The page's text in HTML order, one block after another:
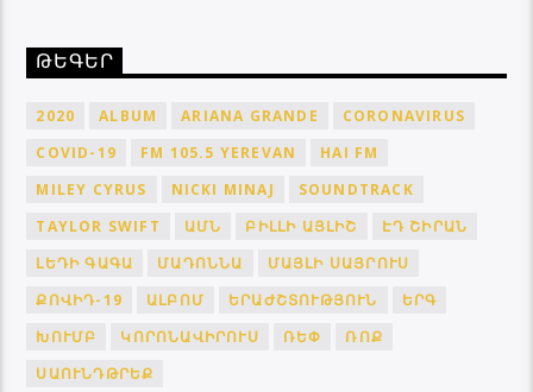
ԹԵԳԵՐ
2020 ALBUM ARIANA GRANDE
CORONAVIRUS
COVID-19
FM 105.5 YEREVAN
HAI FM
MILEY CYRUS
NICKI MINAJ
SOUNDTRACK
TAYLOR SWIFT
ԱՄՆ ԲԻԼԼԻ ԱՅԼԻՇ
ԷԴ ՇԻՐԱՆ
ԼԵԴԻ ԳԱԳԱ
ՄԱԴՈՆՆԱ
ՄԱՅԼԻ ՍԱՅՐՈՒՍ
ՔՈՎԻԴ-19
ԱԼԲՈՄ ԵՐԱԺՇՏՈՒԹՅՈՒՆ
ԵՐԳ
ԽՈՒՄԲ
ԿՈՐՈՆԱՎԻՐՈՒՍ ՌԵՓ
ՌՈՔ
ՍԱՈՒՆԴԹՐԵՔ